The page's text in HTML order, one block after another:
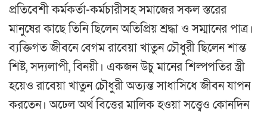
প্রতিবেশী কর্মকর্তা-কর্মচারীসহ সমাজের সকল স্তরের
মানুষের কাছে তিনি ছিলেন অতিপ্রিয় শ্রদ্ধা ও সম্মানের পাত্র।
ব্যক্তিগত জীবনে বেগম রাবেয়া খাতুন চৌধুরী ছিলেন শান্ত
শিষ্ট, সদ্যলাপী, বিনয়ী। একজন উচু মানের শিল্পপতির স্ত্রী
হয়েও রাবেয়া খাতুন চৌধুরী অত্যন্ত সাধাসিধে জীবন যাপন
করতেন। অঢেল অর্থ বিত্তের মালিক হওয়া সত্ত্বেও কোনদিন